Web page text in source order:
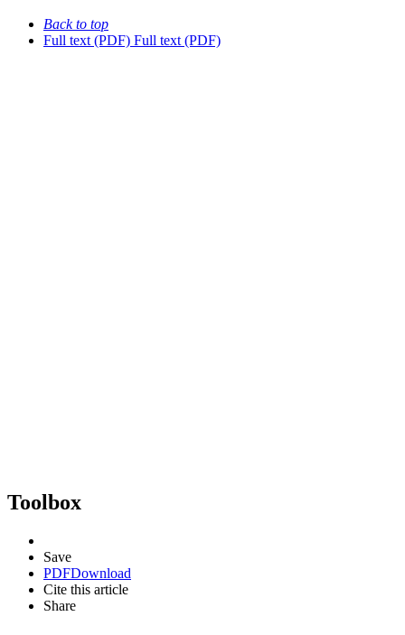
Back to top
Full text (PDF) Full text (PDF)
Toolbox
Save
PDFDownload
Cite this article
Share